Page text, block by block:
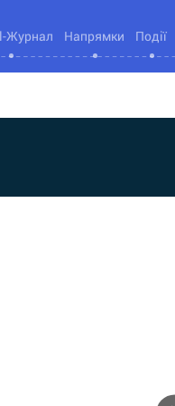
Журнал Напрямки Події